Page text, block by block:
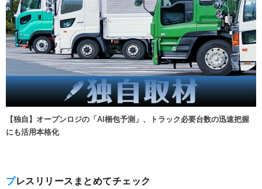
【独自】オープンロジの「AI梱包予測」、トラック必要台数の迅速把握
にも活用本格化
プレスリリースまとめてチェック